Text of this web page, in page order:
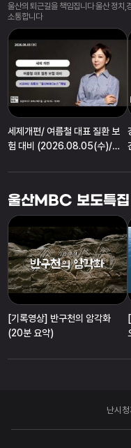
울산의 퇴근길을 책임집니다 울산 정치,
소통합니다
세제개편/ 여름철 대표 질환 보
험 대비 (2026.08.05(수)/퇴
울산MBC 보도특집
[기록영상] 반구천의 암각화
(20분 요약)
난시청